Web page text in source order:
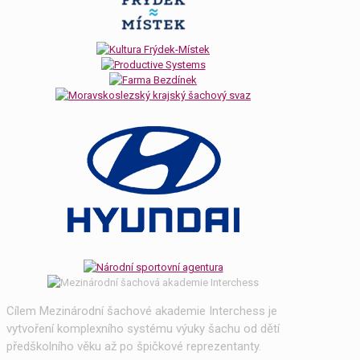
Cílem Mezinárodní šachové akademie Interchess je
vytvoření komplexního systému výuky šachu od dětí
předškolního věku až po špičkové reprezentanty.